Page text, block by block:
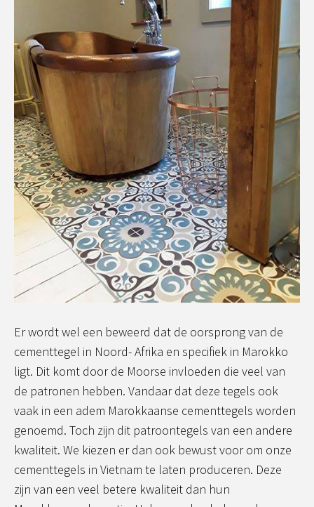
Er wordt wel een beweerd dat de oorsprong van de
cementtegel in Noord- Afrika en specifiek in Marokko
ligt. Dit komt door de Moorse invloeden die veel van
de patronen hebben. Vandaar dat deze tegels ook
vaak in een adem Marokkaanse cementtegels worden
genoemd. Toch zijn dit patroontegels van een andere
kwaliteit. We kiezen er dan ook bewust voor om onze
cementtegels in Vietnam te laten produceren. Deze
zijn van een veel betere kwaliteit dan hun